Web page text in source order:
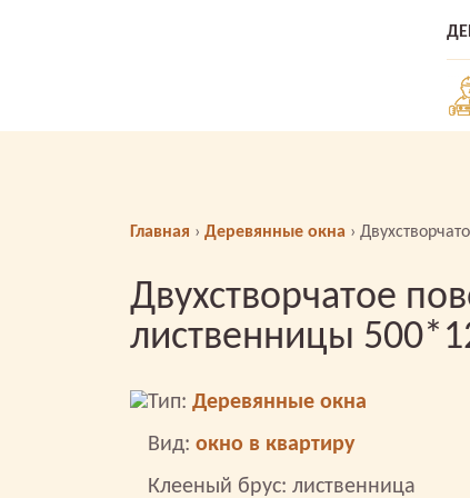
Главная › Деревянные окна ›
Двухстворчатое
лиственницы
Тип: Деревянные окна
Вид: окно в квартиру
Клееный брус: лиственница